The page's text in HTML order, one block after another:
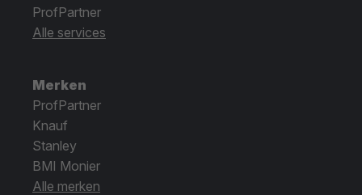
ProfPartner
Alle services
Merken
ProfPartner
Knauf
Stanley
BMI Monier
Alle merken